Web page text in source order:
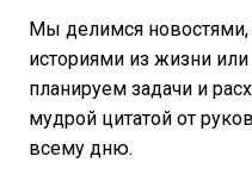
Мы делимся
историями из жизни
планируем задачи и
мудрой цитатой от
всему дню.